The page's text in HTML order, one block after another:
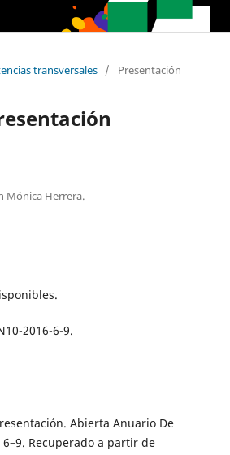
transversales / Presentación
Mónica Herrera.
2016-6-9.
Abierta Anuario De
Recuperado a partir de